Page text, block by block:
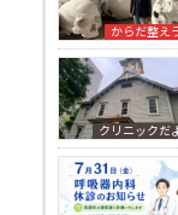
からだ整え
クリニックだ